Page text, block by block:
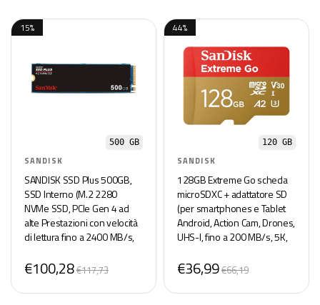
500 GB
SANDISK
SANDISK SSD Plus 500GB,
SSD Interno (M.2 2280
NVMe SSD, PCIe Gen 4 ad
alte Prestazioni con velocità
di lettura fino a 2400 MB/s,
Installazione semplice)
€100,28€117,73
15%
120 GB
SANDISK
128GB Extreme Go scheda
microSDXC + adattatore SD
(per smartphones e Tablet
Android, Action Cam, Drones,
UHS-I, fino a 200 MB/s, 5K,
Deluxe, Class 10, U3) per
Amazon
€36,99€66,19
44%